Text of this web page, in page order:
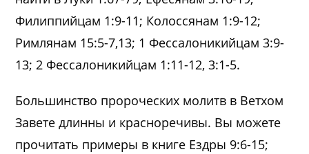
Филиппийцам 1:9-11; Колоссянам 1:9-12;
Римлянам 15:5-7,13; 1 Фессалоникийцам 3:9-
13; 2 Фессалоникийцам 1:11-12, 3:1-5.
Большинство пророческих молитв в Ветхом
Завете длинны и красноречивы. Вы можете
прочитать примеры в книге Ездры 9:6-15;